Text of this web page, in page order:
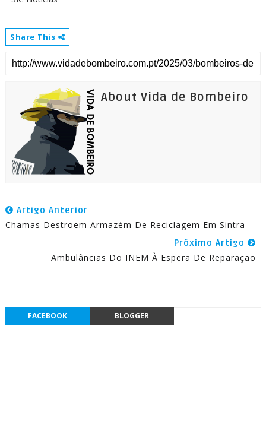
Share This
About Vida de Bombeiro
Artigo Anterior
Chamas Destroem Armazém De Reciclagem Em Sintra
Próximo Artigo
Ambulâncias Do INEM À Espera De Reparação
FACEBOOK BLOGGER